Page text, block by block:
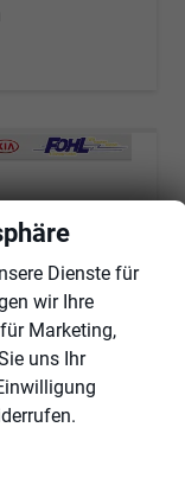
Dienste für
wir Ihre
Marketing,
uns Ihr